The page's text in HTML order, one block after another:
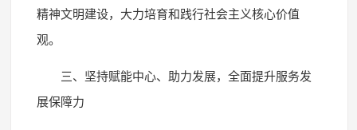
精神文明建设，大力培育和践行社会主义核心价值
观。
三、坚持赋能中心、助力发展，全面提升服务发
展保障力